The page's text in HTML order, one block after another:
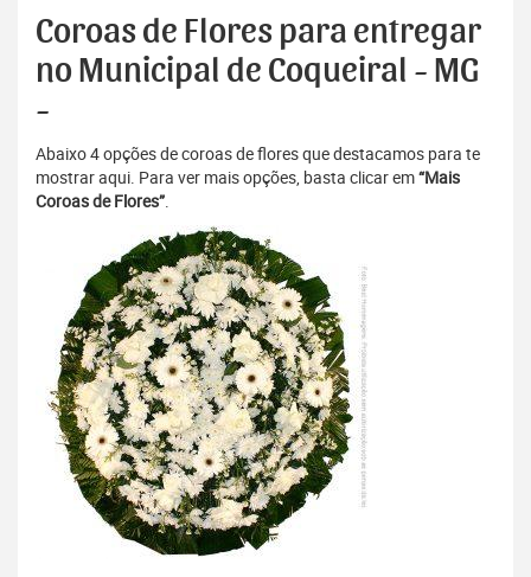
Coroas de Flores para entregar
no Municipal de Coqueiral - MG
-
Abaixo 4 opções de coroas de flores que destacamos para te
mostrar aqui. Para ver mais opções, basta clicar em“Mais
Coroas de Flores”.